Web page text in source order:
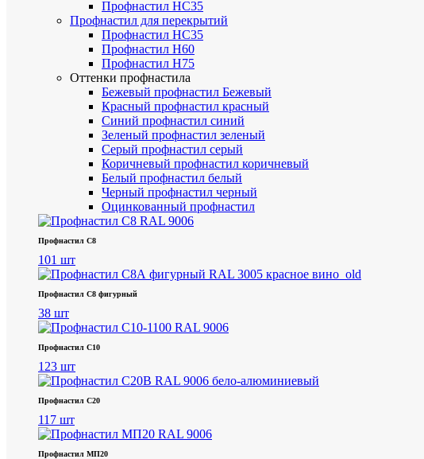
Профнастил НС35
Профнастил для перекрытий
Профнастил НС35
Профнастил Н60
Профнастил Н75
Оттенки профнастила
Бежевый профнастил Бежевый
Красный профнастил красный
Синий профнастил синий
Зеленый профнастил зеленый
Серый профнастил серый
Коричневый профнастил коричневый
Белый профнастил белый
Черный профнастил черный
Оцинкованный профнастил
Профнастил С8
101 шт
Профнастил С8 фигурный
38 шт
Профнастил С10
123 шт
Профнастил С20
117 шт
Профнастил МП20